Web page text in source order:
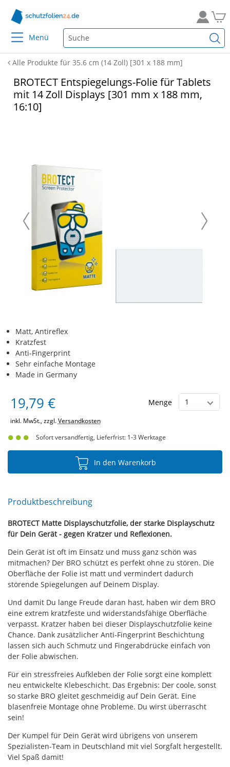
Menü
Alle Produkte für 35.6 cm (14 Zoll) [301 x 188 mm]
BROTECT Entspiegelungs-Folie für Tablets
mit 14 Zoll Displays [301 mm x 188 mm,
16:10]
Matt, Antireflex
Kratzfest
Anti-Fingerprint
Sehr einfache Montage
Made in Germany
19,79 € Menge
inkl. MwSt., zzgl.Versandkosten
Sofort versandfertig, Lieferfrist: 1-3 Werktage
In den Warenkorb
Produktbeschreibung
BROTECT Matte Displayschutzfolie, der starke Displayschutz
für Dein Gerät - gegen Kratzer und Reflexionen.
Dein Gerät ist oft im Einsatz und muss ganz schön was
mitmachen? Der BRO schützt es perfekt ohne zu stören. Die
Oberfläche der Folie ist matt und vermindert dadurch
störende Spiegelungen auf Deinem Display.
Und damit Du lange Freude daran hast, haben wir dem BRO
eine extrem kratzfeste und widerstandsfähige Oberfläche
verpasst. Kratzer haben bei dieser Displayschutzfolie keine
Chance. Dank zusätzlicher Anti-Fingerprint Beschichtung
lassen sich auch Schmutz und Fingerabdrücke einfach von
der Folie abwischen.
Für ein stressfreies Aufkleben der Folie sorgt eine komplett
neu entwickelte Klebeschicht. Das Ergebnis: Der coole, sonst
so starke BRO gleitet geschmeidig auf Dein Gerät. Eine
blasenfreie Montage ohne Probleme. Du wirst überrascht
sein!
Der Kumpel für Dein Gerät wird übrigens von unserem
Spezialisten-Team in Deutschland mit viel Sorgfalt hergestellt.
Viel Spaß damit!